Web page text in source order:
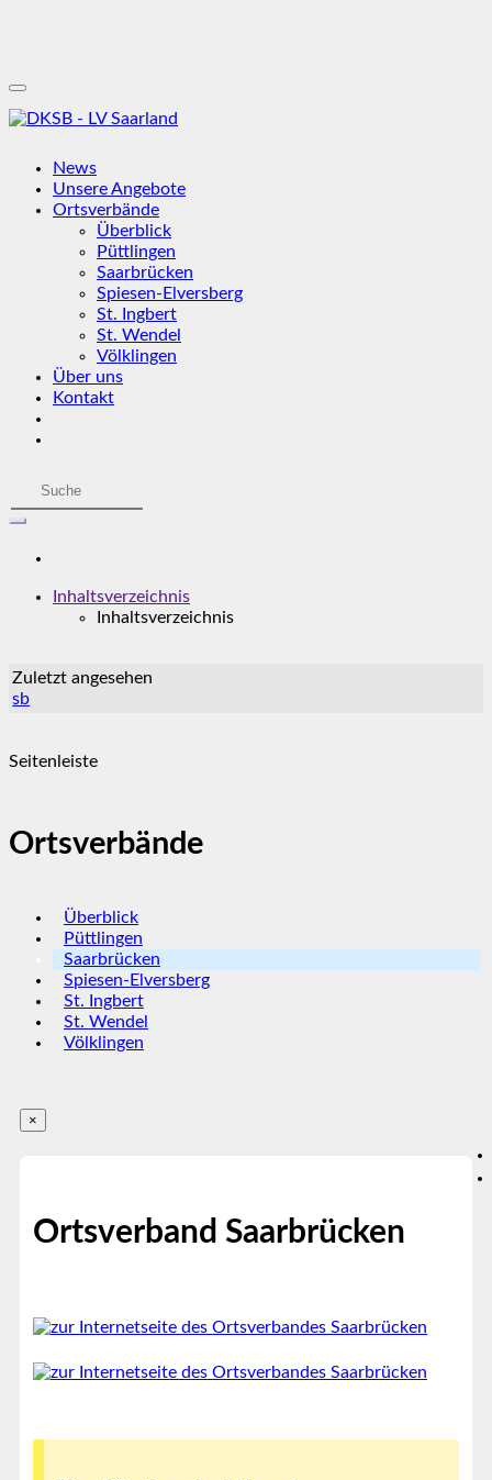
News
Unsere Angebote
Ortsverbände
Überblick
Püttlingen
Saarbrücken
Spiesen-Elversberg
St. Ingbert
St. Wendel
Völklingen
Über uns
Kontakt
Inhaltsverzeichnis
Inhaltsverzeichnis
Zuletzt angesehen
sb
Seitenleiste
Ortsverbände
Überblick
Püttlingen
Saarbrücken
Spiesen-Elversberg
St. Ingbert
St. Wendel
Völklingen
×
Ortsverband Saarbrücken